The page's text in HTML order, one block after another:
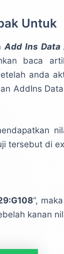
Untuk
Add Ins Data
baca
anda
AddIns
tersebut di
“,
kanan